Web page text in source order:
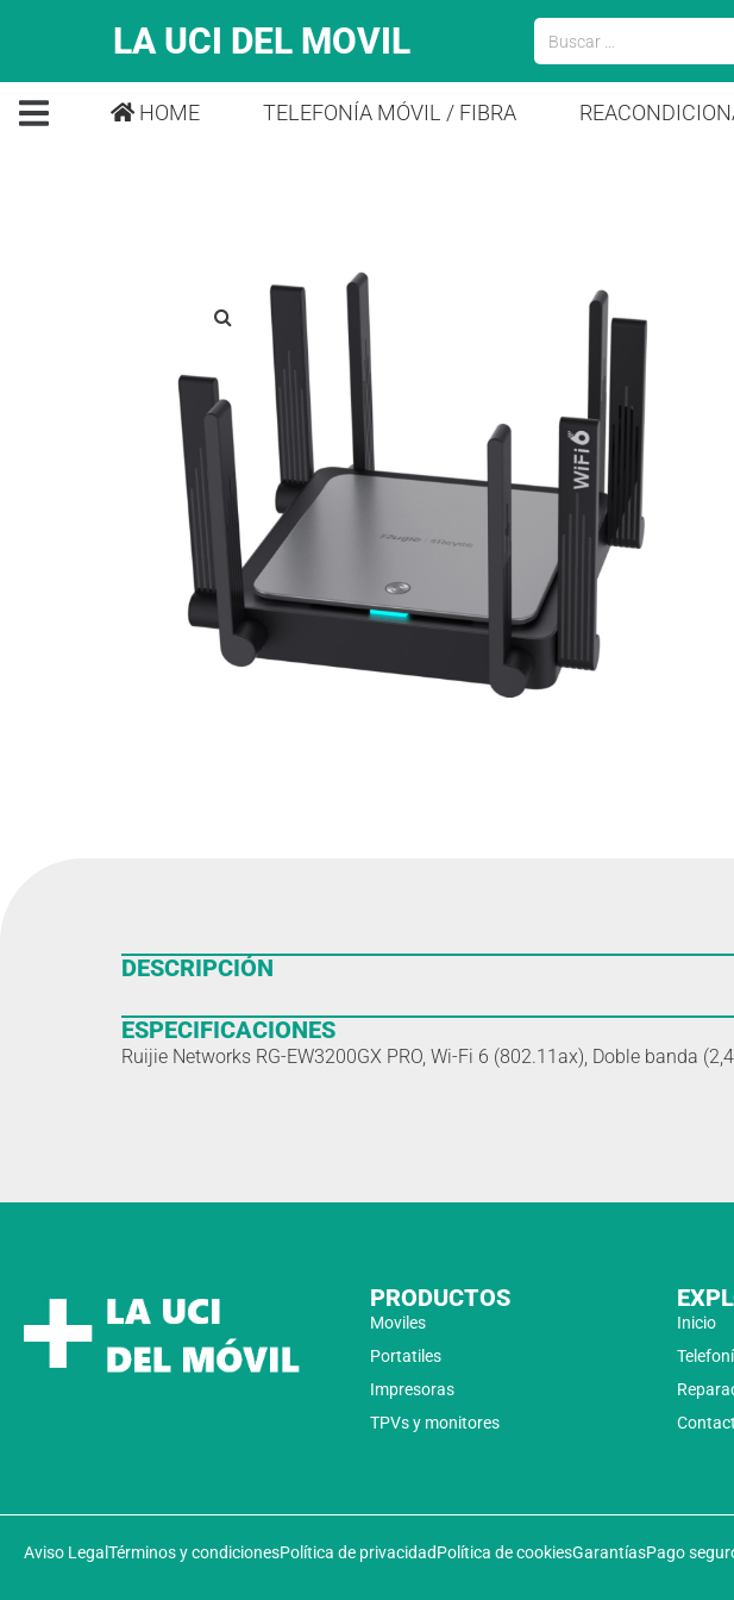
LA UCI DEL MOVIL
HOME TELEFONÍA MÓVIL / FIBRA
DESCRIPCIÓN
ESPECIFICACIONES
Ruijie Networks RG-EW3200GX PRO, Wi-Fi 6 (802.11ax), Doble banda
PRODUCTOS
Moviles
Portatiles
Impresoras
TPVs y monitores
Inicio
Aviso Legal Términos y condicionesPolítica de privacidadPolítica de cookiesGarantíasPago